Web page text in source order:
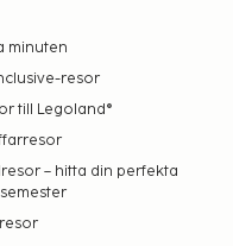
minuten
resor
till Legoland®
– hitta din perfekta